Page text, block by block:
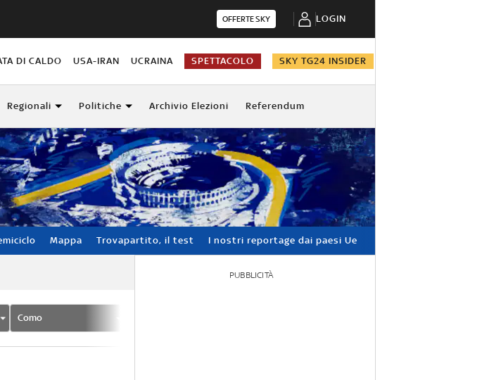
OFFERTE SKY LOGIN
DI CALDO USA-IRAN UCRAINA SPETTACOLO SKY TG24 INSIDER
Regionali Politiche Archivio Elezioni Referendum
Mappa Trovapartito, il test I nostri reportage dai paesi Ue
Como
PUBBLICITÀ